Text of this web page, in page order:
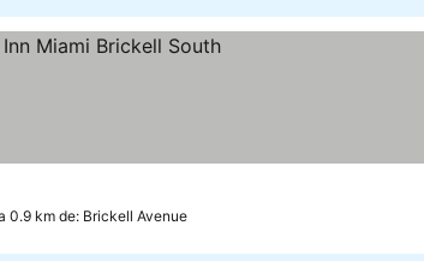
0.9 km de: Brickell Avenue